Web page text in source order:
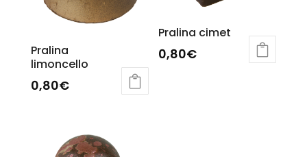
Pralina
limoncello
0,80€
Pralina cimet
0,80€